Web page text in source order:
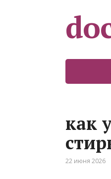
как
22 июня 2026